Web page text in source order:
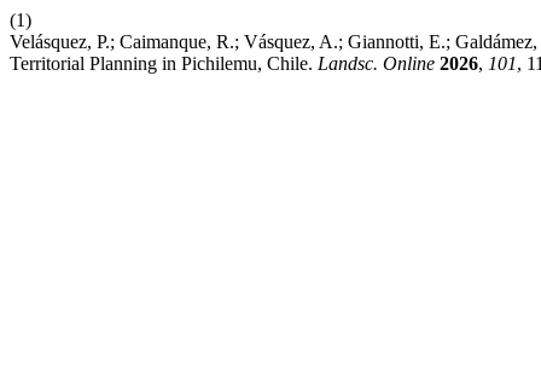
(1)
Velásquez, P.; Caimanque, R.; Vásquez, A.; Giannotti, E.;
Territorial Planning in Pichilemu, Chile. Landsc. Online 2026, 101,